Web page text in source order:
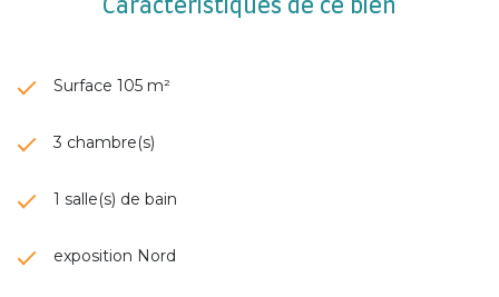
Caractéristiques de ce bien
Surface 105 m²
3 chambre(s)
1 salle(s) de bain
exposition Nord